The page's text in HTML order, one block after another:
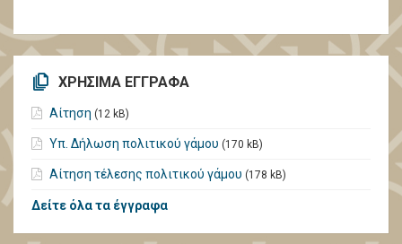
ΧΡΗΣΙΜΑ ΕΓΓΡΑΦΑ
Αίτηση (12 kB)
Υπ. Δήλωση πολιτικού γάμου (170 kB)
Αίτηση τέλεσης πολιτικού γάμου (178 kB)
Δείτε όλα τα έγγραφα